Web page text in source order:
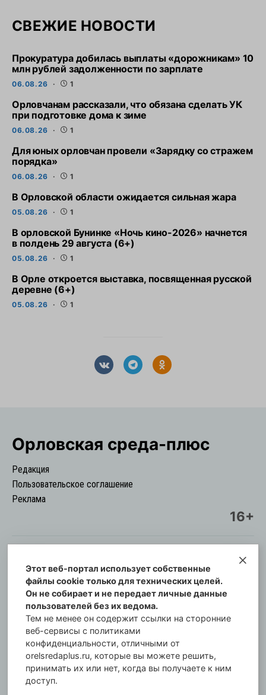
СВЕЖИЕ НОВОСТИ
Прокуратура добилась выплаты «дорожникам» 10
млн рублей задолженности по зарплате
06.08.26 1
Орловчанам рассказали, что обязана сделать УК
при подготовке дома к зиме
06.08.26 1
Для юных орловчан провели «Зарядку со стражем
порядка»
06.08.26 1
В Орловской области ожидается сильная жара
05.08.26 1
В орловской Бунинке «Ночь кино-2026» начнется
в полдень 29 августа (6+)
05.08.26 1
В Орле откроется выставка, посвященная русской
деревне (6+)
05.08.26 1
Орловская cреда-плюс
Редакция
Пользовательское соглашение
Реклама
16+
© Информационный городской портал
Орловская cреда-плюс, 2021-2026
Свидетельство о регистрации СМИ: ПИ №57-
00254 от 29 октября 2013 г.
Газета зарегистрирована Управлением
Федеральной службы по надзору в сфере связи,
информационных технологий и массовых
коммуникаций по Орловской области.
Главный редактор: Татьяна Филёва
Этот веб-портал использует собственные
файлы cookie только для технических целей.
Он не собирает и не передает личные данные
пользователей без их ведома.
Тем не менее он содержит ссылки на сторонние
веб-сервисы с политиками
конфиденциальности, отличными от
orelsredaplus.ru, которые вы можете решить,
принимать их или нет, когда вы получаете к ним
доступ.